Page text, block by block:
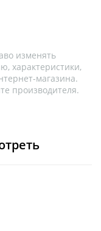
изменять
характеристики,
магазина.
производителя.